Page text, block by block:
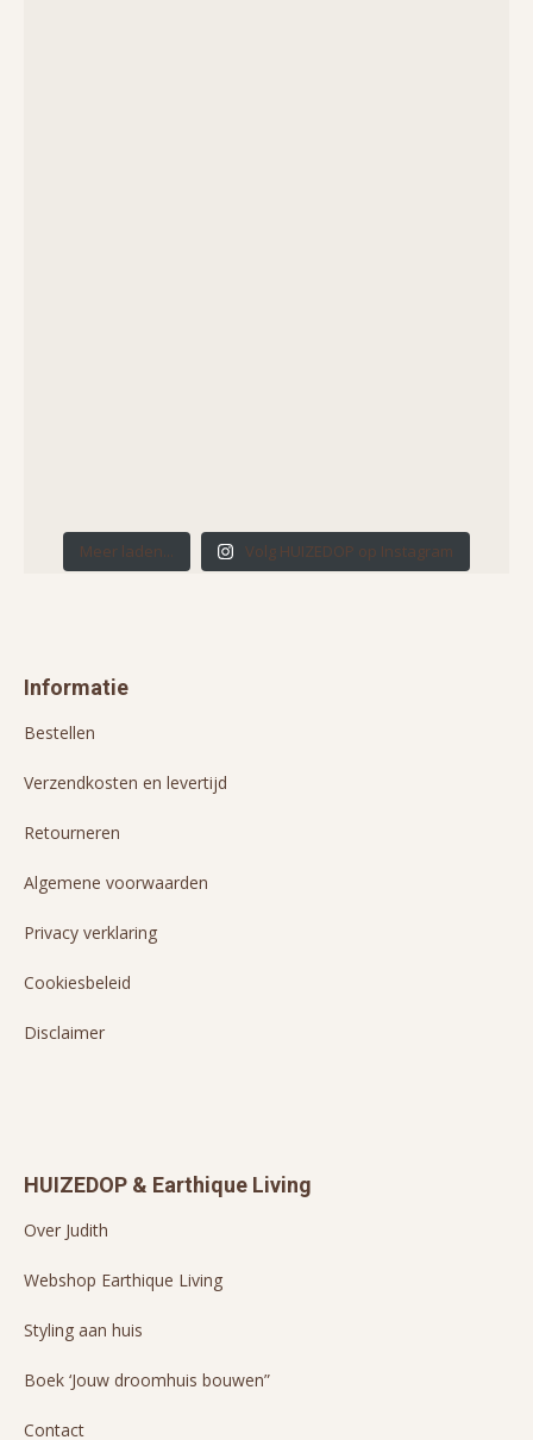
Meer laden... Volg HUIZEDOP op Instagram
Informatie
Bestellen
Verzendkosten en levertijd
Retourneren
Algemene voorwaarden
Privacy verklaring
Cookiesbeleid
Disclaimer
HUIZEDOP & Earthique Living
Over Judith
Webshop Earthique Living
Styling aan huis
Boek ‘Jouw droomhuis bouwen”
Contact